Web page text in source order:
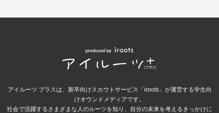
アイルーツ プラスは、新卒向けスカウトサービス「iroots」が運営する学生向
けオウンドメディアです。
社会で活躍するさまざまな人のルーツを知り、自分の未来を考えるきっかけに